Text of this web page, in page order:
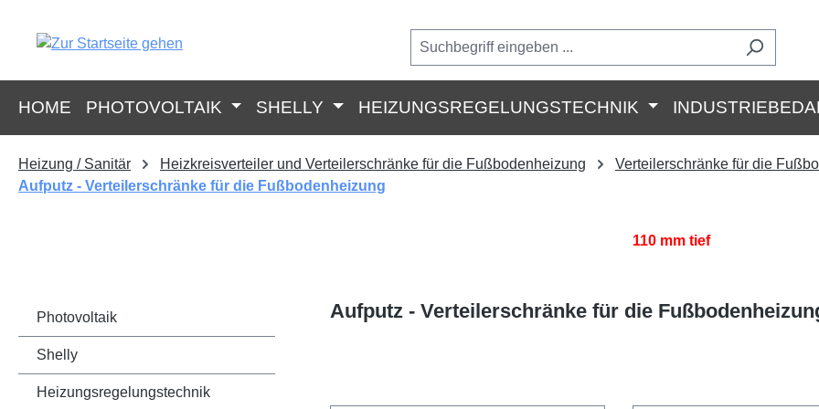
HOME PHOTOVOLTAIK SHELLY HEIZUNGSREGELUNGSTECHNIK
Heizung / Sanitär Heizkreisverteiler und Verteilerschränke für die Fußbodenheizung
Verteilerschränke für die
Aufputz - Verteilerschränke für die Fußbodenheizung
110 mm tief
Photovoltaik
Shelly
Heizungsregelungstechnik
Aufputz - Verteilerschränke für die